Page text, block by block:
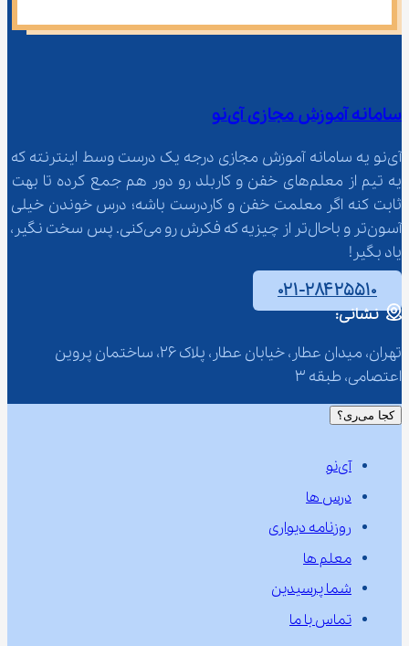
سامانه آموزش مجازی آی‌نو
آی‌نو یه سامانه آموزش مجازی درجه یک درست وسط اینترنته که
یه تیم از معلم‌‌های خفن و کاربلد رو دور هم جمع کرده تا بهت
ثابت کنه اگر معلمت خفن و کاردرست باشه؛ درس خوندن خیلی
آسون‌تر و باحال‌تر از چیزیه که فکرش رو می‌کنی. پس سخت نگیر،
یاد بگیر!
۰۲۱-۲۸۴۲۵۵۱۰
نشانی:
تهران، میدان عطار، خیابان عطار، پلاک 26، ساختمان پروین
اعتصامی، طبقه 3
کجا می‌ری؟
آی‌نو
درس ها
روزنامه دیواری
معلم ها
شما پرسیدین
تماس با ما